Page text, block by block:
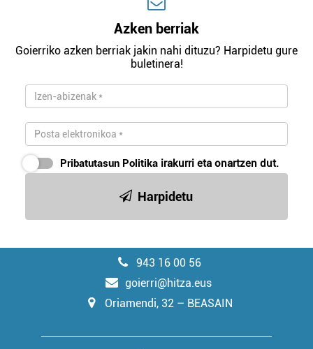
Azken berriak
Goierriko azken berriak jakin nahi dituzu? Harpidetu gure
buletinera!
Pribatutasun Politika irakurri eta onartzen dut.
Harpidetu
943 16 00 56
goierri@hitza.eus
Oriamendi, 32 – BEASAIN